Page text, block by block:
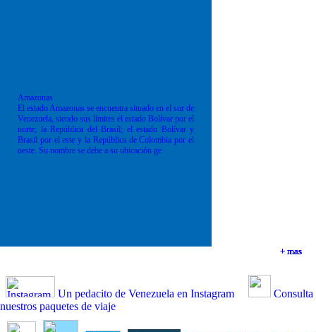
+ mas
+ mas
+ mas
Amazonas
El estado Amazonas se encuentra situado en el sur de
Venezuela, siendo sus límites el estado Bolívar por el
norte; la República del Brasil; el estado Bolívar y
Brasil por el este y la República de Colombia por el
oeste. Su nombre se debe a su ubicación ge
+ mas
Un pedacito de Venezuela en Instagram
Consulta
nuestros paquetes de viaje